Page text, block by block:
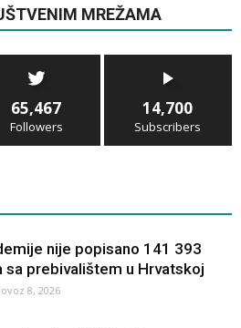
MREŽAMA
65,467
Followers
14,700
Subscribers
nije popisano 141 393
sa prebivalištem u Hrvatskoj
8, 2026